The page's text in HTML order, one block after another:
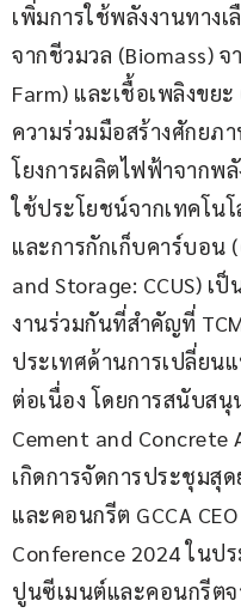
เพิ่มการใช้พลังงานทาง
จากชีวมวล (Biomass)
Farm) และเชื้อเพลิงขยะ
ความร่วมมือสร้างศักยภ
โยงการผลิตไฟฟ้าจากพ
ใช้ประโยชน์จากเทคโน
และการกักเก็บคาร์บอน
and Storage: CCUS) เ
งานร่วมกันที่สำคัญที่
ประเทศด้านการเปลี่ยน
ต่อเนื่อง โดยการสนับส
Cement and Concrete
เกิดการจัดการประชุมสุ
และคอนกรีต GCCA
Conference 2024 ในป
ปูนซีเมนต์และคอนกรีต